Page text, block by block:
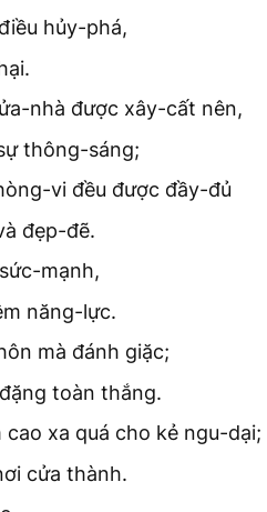
hủy-phá,
nhà được xây-cất nên,
thông-sáng;
vi đều được đầy-đủ
đẹp-đẽ.
mạnh,
năng-lực.
mà đánh giặc;
toàn thắng.
xa quá cho kẻ ngu-dại;
cửa thành.